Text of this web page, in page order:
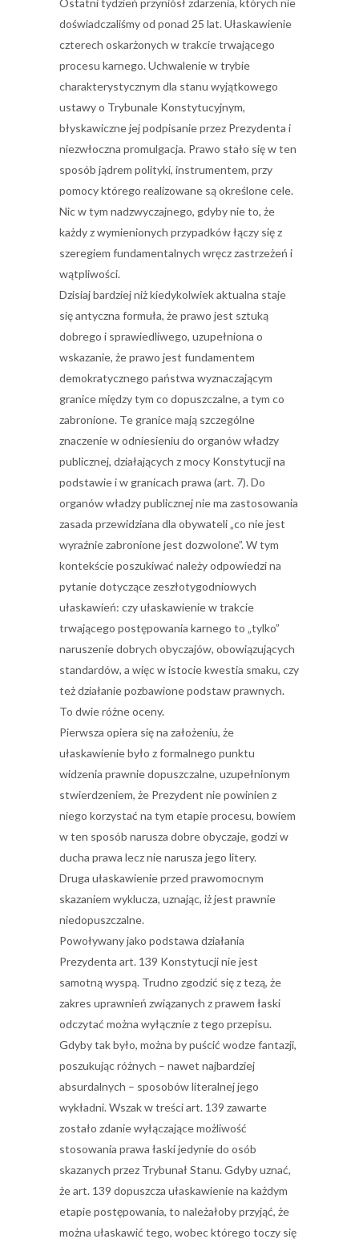
Ostatni tydzień przyniósł zdarzenia, których nie
doświadczaliśmy od ponad 25 lat. Ułaskawienie
czterech oskarżonych w trakcie trwającego
procesu karnego. Uchwalenie w trybie
charakterystycznym dla stanu wyjątkowego
ustawy o Trybunale Konstytucyjnym,
błyskawiczne jej podpisanie przez Prezydenta i
niezwłoczna promulgacja. Prawo stało się w ten
sposób jądrem polityki, instrumentem, przy
pomocy którego realizowane są określone cele.
Nic w tym nadzwyczajnego, gdyby nie to, że
każdy z wymienionych przypadków łączy się z
szeregiem fundamentalnych wręcz zastrzeżeń i
wątpliwości.
Dzisiaj bardziej niż kiedykolwiek aktualna staje
się antyczna formuła, że prawo jest sztuką
dobrego i sprawiedliwego, uzupełniona o
wskazanie, że prawo jest fundamentem
demokratycznego państwa wyznaczającym
granice między tym co dopuszczalne, a tym co
zabronione. Te granice mają szczególne
znaczenie w odniesieniu do organów władzy
publicznej, działających z mocy Konstytucji na
podstawie i w granicach prawa (art. 7). Do
organów władzy publicznej nie ma zastosowania
zasada przewidziana dla obywateli „co nie jest
wyraźnie zabronione jest dozwolone”. W tym
kontekście poszukiwać należy odpowiedzi na
pytanie dotyczące zeszłotygodniowych
ułaskawień: czy ułaskawienie w trakcie
trwającego postępowania karnego to „tylko”
naruszenie dobrych obyczajów, obowiązujących
standardów, a więc w istocie kwestia smaku, czy
też działanie pozbawione podstaw prawnych.
To dwie różne oceny.
Pierwsza opiera się na założeniu, że
ułaskawienie było z formalnego punktu
widzenia prawnie dopuszczalne, uzupełnionym
stwierdzeniem, że Prezydent nie powinien z
niego korzystać na tym etapie procesu, bowiem
w ten sposób narusza dobre obyczaje, godzi w
ducha prawa lecz nie narusza jego litery.
Druga ułaskawienie przed prawomocnym
skazaniem wyklucza, uznając, iż jest prawnie
niedopuszczalne.
Powoływany jako podstawa działania
Prezydenta art. 139 Konstytucji nie jest
samotną wyspą. Trudno zgodzić się z tezą, że
zakres uprawnień związanych z prawem łaski
odczytać można wyłącznie z tego przepisu.
Gdyby tak było, można by puścić wodze fantazji,
poszukując różnych – nawet najbardziej
absurdalnych – sposobów literalnej jego
wykładni. Wszak w treści art. 139 zawarte
zostało zdanie wyłączające możliwość
stosowania prawa łaski jedynie do osób
skazanych przez Trybunał Stanu. Gdyby uznać,
że art. 139 dopuszcza ułaskawienie na każdym
etapie postępowania, to należałoby przyjąć, że
można ułaskawić tego, wobec którego toczy się